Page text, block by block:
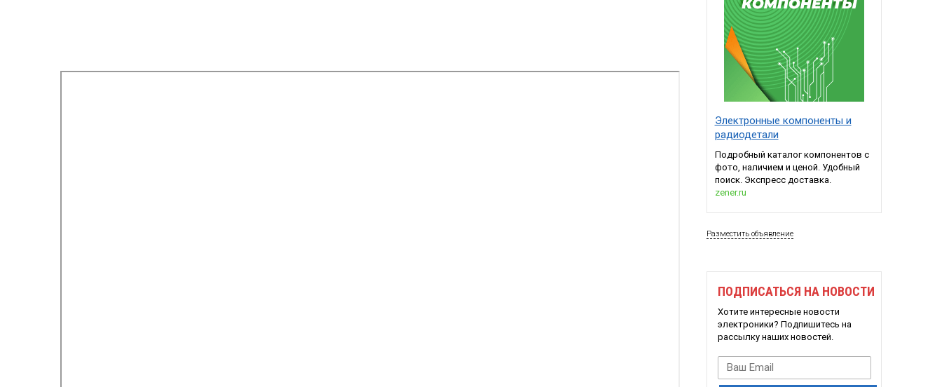
Электронные компоненты и
радиодетали
Подробный каталог компонентов с
фото, наличием и ценой. Удобный
поиск. Экспресс доставка.
zener.ru
Разместить объявление
ПОДПИСАТЬСЯ НА НОВОСТИ
Хотите интересные новости
электроники? Подпишитесь на
рассылку наших новостей.